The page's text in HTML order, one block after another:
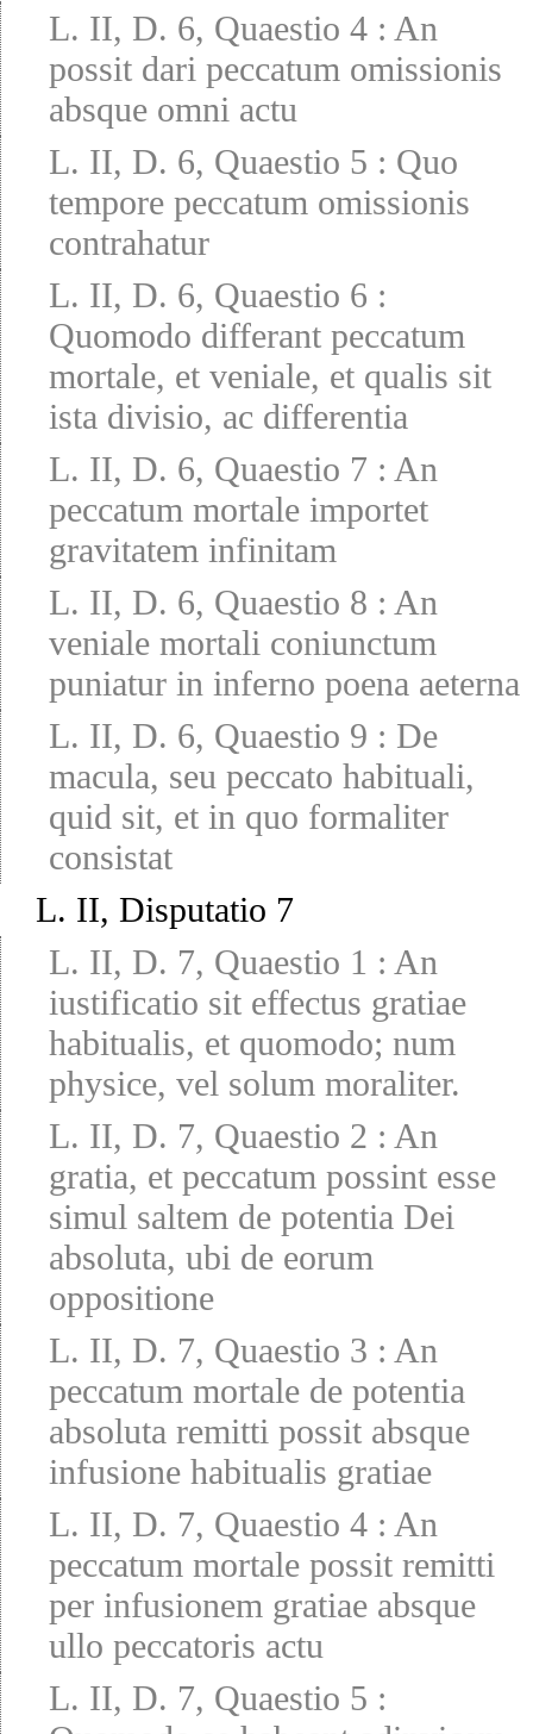
L. II, D. 6, Quaestio 4 : An
possit dari peccatum omissionis
absque omni actu
L. II, D. 6, Quaestio 5 : Quo
tempore peccatum omissionis
contrahatur
L. II, D. 6, Quaestio 6 :
Quomodo differant peccatum
mortale, et veniale, et qualis sit
ista divisio, ac differentia
L. II, D. 6, Quaestio 7 : An
peccatum mortale importet
gravitatem infinitam
L. II, D. 6, Quaestio 8 : An
veniale mortali coniunctum
puniatur in inferno poena aeterna
L. II, D. 6, Quaestio 9 : De
macula, seu peccato habituali,
quid sit, et in quo formaliter
consistat
L. II, Disputatio 7
L. II, D. 7, Quaestio 1 : An
iustificatio sit effectus gratiae
habitualis, et quomodo; num
physice, vel solum moraliter.
L. II, D. 7, Quaestio 2 : An
gratia, et peccatum possint esse
simul saltem de potentia Dei
absoluta, ubi de eorum
oppositione
L. II, D. 7, Quaestio 3 : An
peccatum mortale de potentia
absoluta remitti possit absque
infusione habitualis gratiae
L. II, D. 7, Quaestio 4 : An
peccatum mortale possit remitti
per infusionem gratiae absque
ullo peccatoris actu
L. II, D. 7, Quaestio 5 :